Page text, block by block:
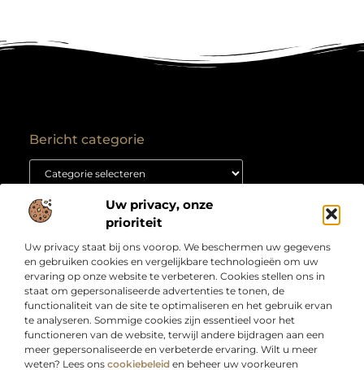
Uw privacy, onze
prioriteit
Uw privacy staat bij ons voorop. We beschermen uw gegevens
en gebruiken cookies en vergelijkbare technologieën om uw
ervaring op onze website te verbeteren. Cookies stellen ons in
staat om gepersonaliseerde advertenties te tonen, de
functionaliteit van de site te optimaliseren en het gebruik ervan
te analyseren. Sommige cookies zijn essentieel voor het
functioneren van de website, terwijl andere bijdragen aan een
meer gepersonaliseerde en verbeterde ervaring. Wilt u meer
weten? Lees ons cookiebeleid en beheer uw voorkeuren
Over
Bedrijf
“Jouw bron voor slimme inzichten en creatieve
inspiratie”
Laat je verrassen door artikelen boordevol kennis,
praktische tips en ideeën die je blik verruimen. Welkom
bij Webdesigndirect.nl – waar inhoud en innovatie
samenkomen om jou vooruit te helpen.
Onze informatie
Bericht categorie